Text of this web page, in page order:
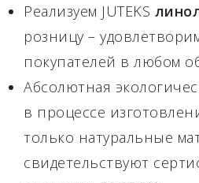
Реализуем JUTEKS
розницу –
покупателей в любом
Абсолютная
в процессе
только натуральные
свидетельствуют